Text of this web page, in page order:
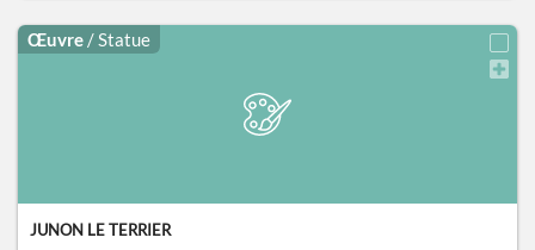
Œuvre / Statue
JUNON LE TERRIER